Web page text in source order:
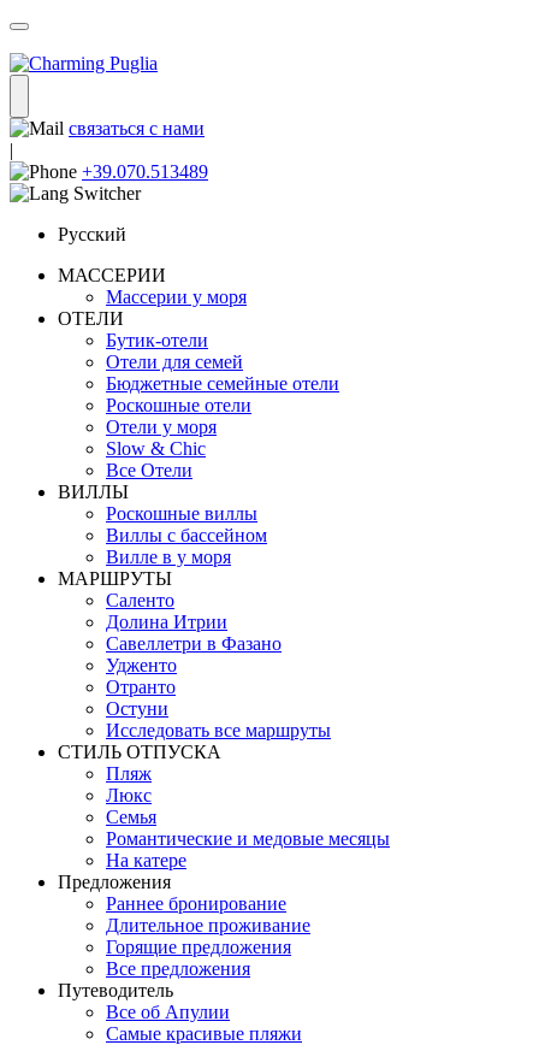
связаться с нами
|
+39.070.513489
Русский
МАССЕРИИ
Массерии у моря
ОТЕЛИ
Бутик-отели
Отели для семей
Бюджетные семейные отели
Роскошные отели
Отели у моря
Slow & Chic
Все Отели
ВИЛЛЫ
Роскошные виллы
Виллы с бассейном
Вилле в у моря
MАРШРУТЫ
Саленто
Долина Итрии
Савеллетри в Фазано
Удженто
Отранто
Остуни
Исследовать все маршруты
СТИЛЬ OТПУСКА
Пляж
Люкс
Семья
Романтические и медовые месяцы
На катере
Предложения
Раннее бронирование
Длительное проживание
Горящие предложения
Все предложения
Путеводитель
Все об Апулии
Самые красивые пляжи